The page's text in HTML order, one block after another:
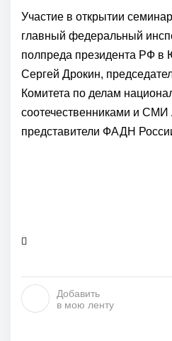
Участие в открытии
главный федеральный
полпреда президента РФ
Сергей Дрокин,
Комитета по делам
соотечественниками и
представители ФАДН
Добавить
в мою ленту